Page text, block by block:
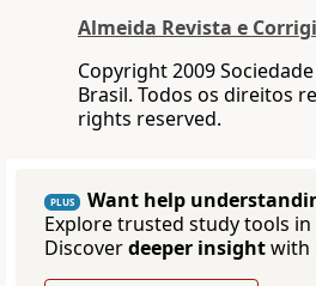
Almeida Revista e
Copyright 2009
Brasil. Todos os direitos
rights reserved.
PLUS
Want help
Explore trusted study tools
Discoverdeeper insightwith